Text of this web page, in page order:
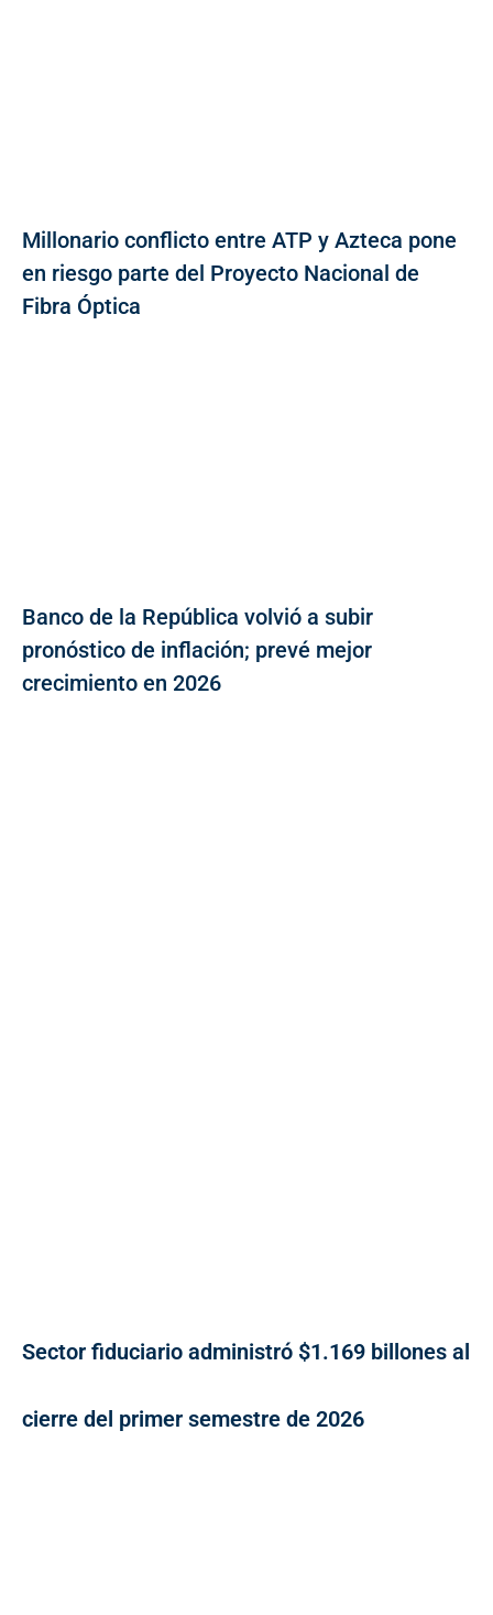
Millonario conflicto entre ATP y Azteca pone
en riesgo parte del Proyecto Nacional de
Fibra Óptica
Banco de la República volvió a subir
pronóstico de inflación; prevé mejor
crecimiento en 2026
Sector fiduciario administró $1.169 billones al
cierre del primer semestre de 2026